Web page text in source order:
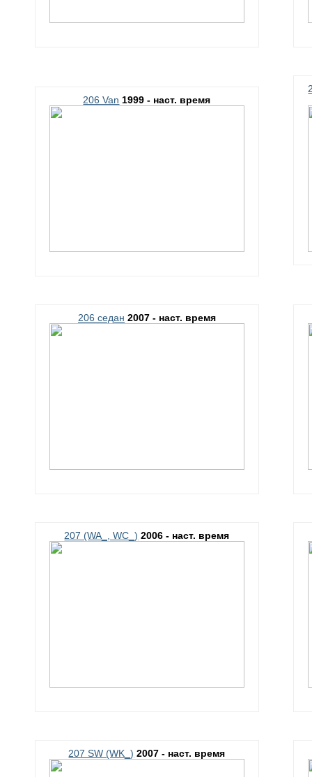
206 Van 1999 - наст. время
206 седан 2007 - наст. время
207 (WA_, WC_) 2006 - наст. время
207 SW (WK_) 2007 - наст. время